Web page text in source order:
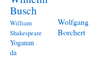
Busch
William
Shakespeare
Wolfgang
Borchert
Yoganan
da